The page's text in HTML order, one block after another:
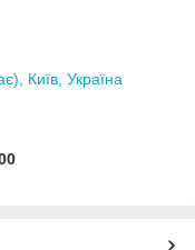
Київ, Україна